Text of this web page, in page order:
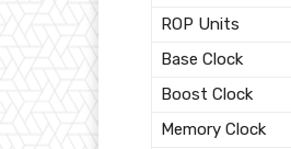
ROP Units
Base Clock
Boost Clock
Memory Clock